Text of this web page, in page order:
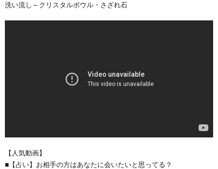
洗い流し～クリスタルボウル・さざれ石
【人気動画】
■【占い】お相手の方はあなたに会いたいと思ってる？